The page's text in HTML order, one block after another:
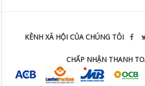
KÊNH XÃ HỘI CỦA CHÚNG TÔI
CHẤP NHẬN THANH